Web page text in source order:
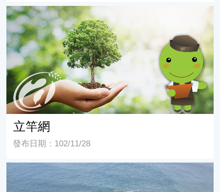
立竿網
立竿網
發布日期：102/11/28
石滬